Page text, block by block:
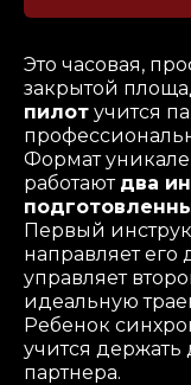
Это часовая,
закрытой
пилот учится
Формат
работают два
Первый
направляет его
управляет
идеальную
Ребенок
учится держать
партнера.